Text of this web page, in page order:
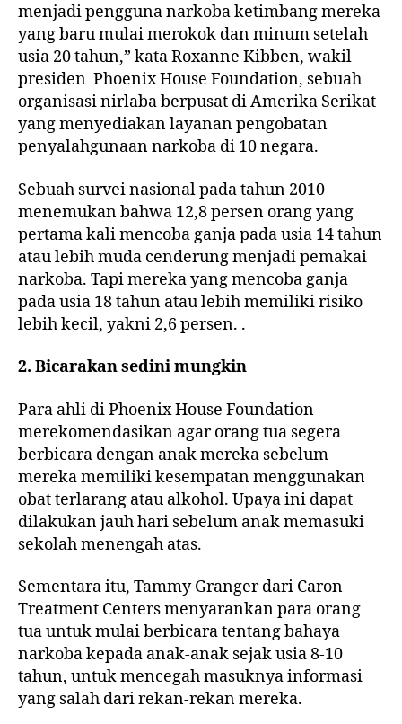
menjadi pengguna narkoba ketimbang mereka
yang baru mulai merokok dan minum setelah
usia 20 tahun,” kata Roxanne Kibben, wakil
presiden Phoenix House Foundation, sebuah
organisasi nirlaba berpusat di Amerika Serikat
yang menyediakan layanan pengobatan
penyalahgunaan narkoba di 10 negara.
Sebuah survei nasional pada tahun 2010
menemukan bahwa 12,8 persen orang yang
pertama kali mencoba ganja pada usia 14 tahun
atau lebih muda cenderung menjadi pemakai
narkoba. Tapi mereka yang mencoba ganja
pada usia 18 tahun atau lebih memiliki risiko
lebih kecil, yakni 2,6 persen. .
2. Bicarakan sedini mungkin
Para ahli di Phoenix House Foundation
merekomendasikan agar orang tua segera
berbicara dengan anak mereka sebelum
mereka memiliki kesempatan menggunakan
obat terlarang atau alkohol. Upaya ini dapat
dilakukan jauh hari sebelum anak memasuki
sekolah menengah atas.
Sementara itu, Tammy Granger dari Caron
Treatment Centers menyarankan para orang
tua untuk mulai berbicara tentang bahaya
narkoba kepada anak-anak sejak usia 8-10
tahun, untuk mencegah masuknya informasi
yang salah dari rekan-rekan mereka.